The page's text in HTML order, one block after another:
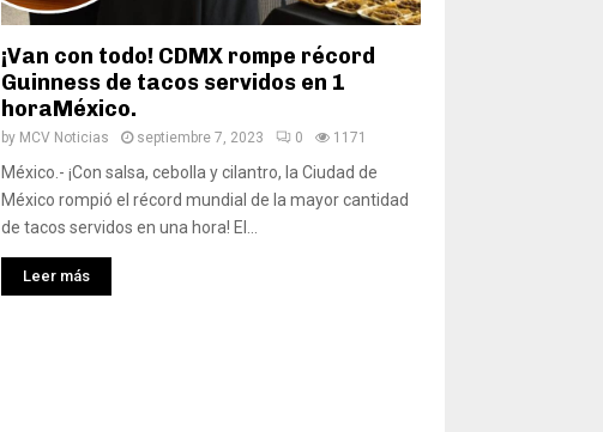
¡Van con todo! CDMX rompe récord
Guinness de tacos servidos en 1
horaMéxico.
by MCV Noticias septiembre 7, 2023 0 1171
México.- ¡Con salsa, cebolla y cilantro, la Ciudad de
México rompió el récord mundial de la mayor cantidad
de tacos servidos en una hora! El...
Leer más